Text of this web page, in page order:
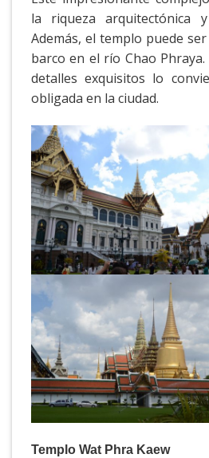
la riqueza arquitectónica
Además, el templo puede
barco en el río Chao
detalles exquisitos lo
obligada en la ciudad.
Templo Wat Phra Kaew